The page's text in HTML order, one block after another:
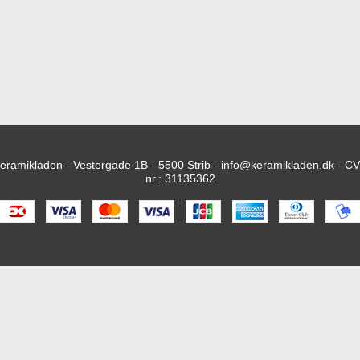
- Vestergade 1B - 5500 Strib - info@keramikladen.dk-
nr.: 31135362